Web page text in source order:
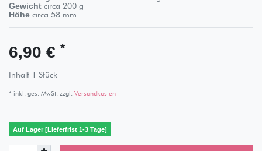
Gewicht circa 200 g
Höhe circa 58 mm
6,90 € *
Inhalt 1 Stück
* inkl. ges. MwSt. zzgl. Versandkosten
Auf Lager [Lieferfrist 1-3 Tage]